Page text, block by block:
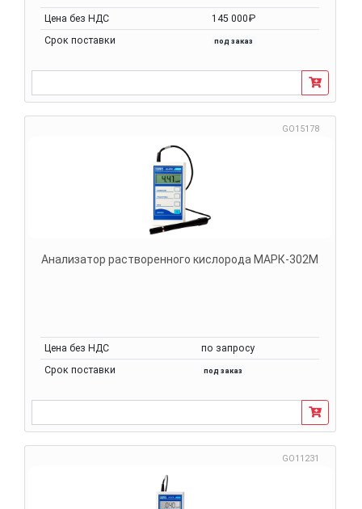
Цена без НДС
145 000₽
Срок поставки
под заказ
GO15178
Анализатор растворенного кислорода МАРК-302М
Цена без НДС
по запросу
Срок поставки
под заказ
GO11231